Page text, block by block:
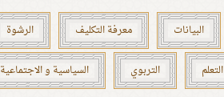
البيانات معرفة التكليف الرشوة
التعلم التربوي السياسية و الاجتماعية